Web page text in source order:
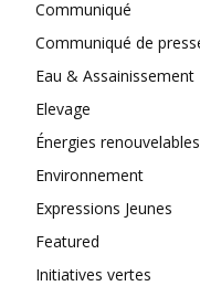
Communiqué
Communiqué de
Eau & Assainissement
Elevage
Énergies renouvelables
Environnement
Expressions Jeunes
Featured
Initiatives vertes